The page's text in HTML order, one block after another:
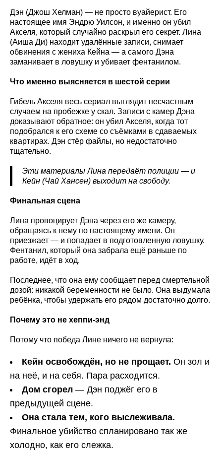
Дэн (Джош Хелман) — не просто вуайерист. Его
настоящее имя Эндрю Уилсон, и именно он убил
Акселя, который случайно раскрыл его секрет. Лина
(Аиша Ди) находит удалённые записи, снимает
обвинения с жениха Кейна — а самого Дэна
заманивает в ловушку и убивает фентанилом.
Что именно выясняется в шестой серии
Гибель Акселя весь сериал выглядит несчастным
случаем на пробежке у скал. Записи с камер Дэна
доказывают обратное: он убил Акселя, когда тот
подобрался к его схеме со съёмками в сдаваемых
квартирах. Дэн стёр файлы, но недостаточно
тщательно.
Эти материалы Лина передаёт полиции — и
Кейн (Чай Хансен) выходит на свободу.
Финальная сцена
Лина провоцирует Дэна через его же камеру,
обращаясь к нему по настоящему имени. Он
приезжает — и попадает в подготовленную ловушку.
Фентанил, который она забрала ещё раньше по
работе, идёт в ход.
Последнее, что она ему сообщает перед смертельной
дозой: никакой беременности не было. Она выдумала
ребёнка, чтобы удержать его рядом достаточно долго.
Почему это не хеппи-энд
Потому что победа Лине ничего не вернула:
Кейн освобождён, но не прощает. Он зол и
на неё, и на себя. Пара расходится.
Дом сгорел — Дэн поджёг его в
предыдущей сцене.
Она стала тем, кого выслеживала.
Финальное убийство спланировано так же
холодно, как его слежка.